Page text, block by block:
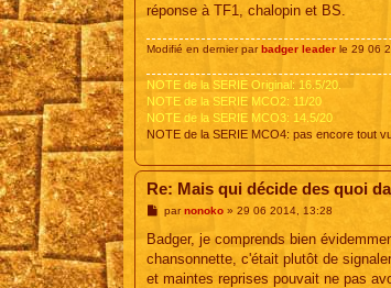
réponse à TF1, chalopin et BS.
Modifié en dernier parbadger leader le 29 06
NOTE de la SERIE Original: 16.5/20.
NOTE de la SERIE MCO2: 11/20
NOTE de la SERIE MCO3: 14.5/20
NOTE de la SERIE MCO4: pas encore tout
Re: Mais qui décide des quoi
M
s
a
g
parnonoko» 29 06 2014, 13:28
Badger, je comprends bien
chansonnette, c'était plutôt de
et maintes reprises pouvait ne pas